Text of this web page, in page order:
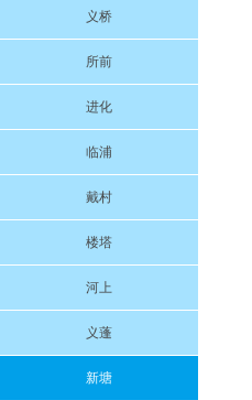
义桥
所前
进化
临浦
戴村
楼塔
河上
义蓬
新塘